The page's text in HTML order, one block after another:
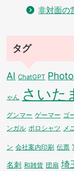
非対面の
タグ
AI ChatGPT
ゃん さいた
グンマー ゲーマー ゴ
ンガル ポロシャツ メ
ン 会社案内印刷 伝票
名刺 和雑貨 団扇 埼